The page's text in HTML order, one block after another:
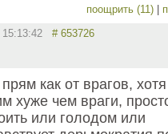
поощрить (11)
15:13:42 # 653726
как от врагов, хотя
хуже чем враги,
или голодом или